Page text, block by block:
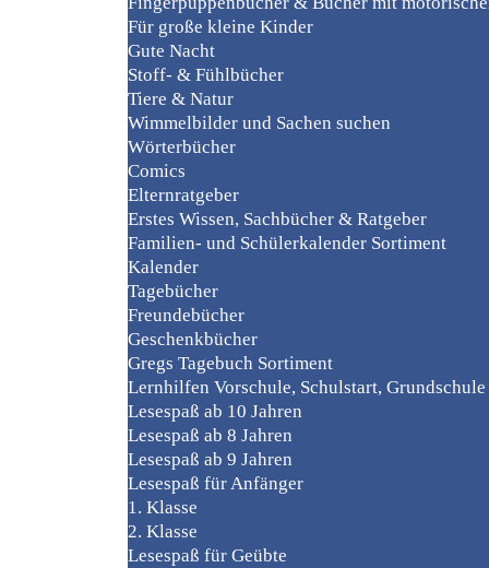
Für große kleine Kinder
Gute Nacht
Stoff- & Fühlbücher
Tiere & Natur
Wimmelbilder und Sachen suchen
Wörterbücher
Comics
Elternratgeber
Erstes Wissen, Sachbücher & Ratgeber
Familien- und Schülerkalender Sortiment
Kalender
Tagebücher
Freundebücher
Geschenkbücher
Gregs Tagebuch Sortiment
Lernhilfen Vorschule, Schulstart, Grundschule
Lesespaß ab 10 Jahren
Lesespaß ab 8 Jahren
Lesespaß ab 9 Jahren
Lesespaß für Anfänger
1. Klasse
2. Klasse
Lesespaß für Geübte